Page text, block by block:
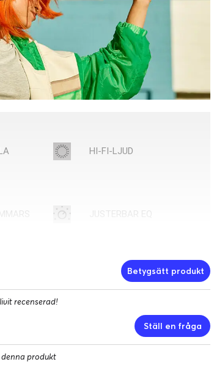
HI-FI-LJUD
JUSTERBAR EQ
Betygsätt produkt
recenserad!
Ställ en fråga
produkt